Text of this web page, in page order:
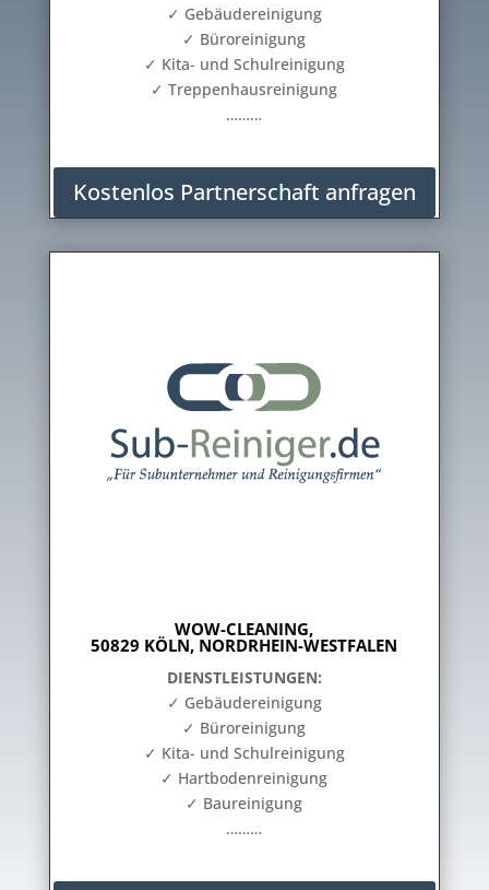
✓ Gebäudereinigung
✓ Büroreinigung
✓ Kita- und Schulreinigung
✓ Treppenhausreinigung
………
Kostenlos Partnerschaft anfragen
WOW-CLEANING,
50829 KÖLN, NORDRHEIN-WESTFALEN
DIENSTLEISTUNGEN:
✓ Gebäudereinigung
✓ Büroreinigung
✓ Kita- und Schulreinigung
✓ Hartbodenreinigung
✓ Baureinigung
………